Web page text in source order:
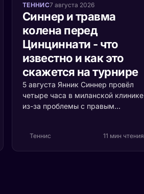
ТЕННИС7 августа 2026
Синнер и травма
колена перед
Цинциннати - что
известно и как это
скажется на турнире
5 августа Янник Синнер провёл
четыре часа в миланской клинике
из-за проблемы с правым
серьёзно и кто выигрывает, если
Теннис 11 мин чтения